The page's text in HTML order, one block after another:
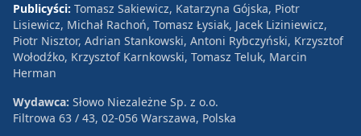
Publicyści: Tomasz Sakiewicz, Katarzyna Gójska, Piotr
Lisiewicz, Michał Rachoń, Tomasz Łysiak, Jacek Liziniewicz,
Piotr Nisztor, Adrian Stankowski, Antoni Rybczyński, Krzysztof
Wołodźko, Krzysztof Karnkowski, Tomasz Teluk, Marcin
Herman
Wydawca: Słowo Niezależne Sp. z o.o.
Filtrowa 63 / 43, 02-056 Warszawa, Polska